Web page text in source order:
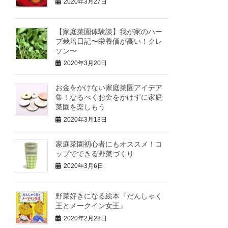
【家庭菜園体験談】我が家のハー
ブ栽培日記〜栄養価が高い！クレ
ソン〜
2020年3月20日
お金をかけない家庭菜園アイデア
集！なるべくお金をかけずに家庭
菜園を楽しもう
2020年3月13日
家庭菜園初心者にもオススメ！コ
ップでできる野菜づくり
2020年3月6日
野菜好きになる絵本『だんしゃく
王とメークイン女王』
2020年2月28日